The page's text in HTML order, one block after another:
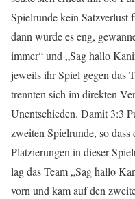
Spielrunde kein Satzverlust
dann wurde es eng,
immer“ und „Sag hallo
jeweils ihr Spiel gegen das
trennten sich im direkten
Unentschieden. Damit 3:3
zweiten Spielrunde, so
Platzierungen in dieser
lag das Team „Sag hallo
vorn und kam auf den